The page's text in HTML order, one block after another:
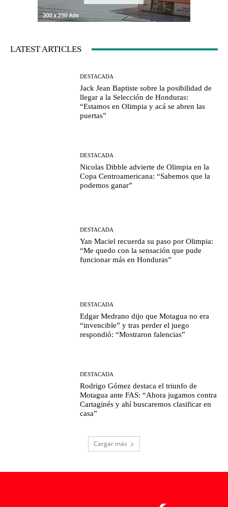
LATEST ARTICLES
DESTACADA
Jack Jean Baptiste sobre la posibilidad de
llegar a la Selección de Honduras:
“Estamos en Olimpia y acá se abren las
puertas”
DESTACADA
Nicolas Dibble advierte de Olimpia en la
Copa Centroamericana: “Sabemos que la
podemos ganar”
DESTACADA
Yan Maciel recuerda su paso por Olimpia:
“Me quedo con la sensación que pude
funcionar más en Honduras”
DESTACADA
Edgar Medrano dijo que Motagua no era
“invencible” y tras perder el juego
respondió: “Mostraron falencias”
DESTACADA
Rodrigo Gómez destaca el triunfo de
Motagua ante FAS: “Ahora jugamos contra
Cartaginés y ahí buscaremos clasificar en
casa”
Cargar más